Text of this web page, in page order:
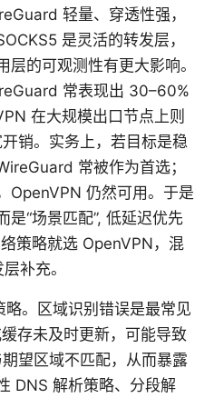
轻量、穿透性强，
是灵活的转发层，
的可观测性有更大影响。
常表现出 30–60%
在大规模出口节点上则
销。实务上，若目标是稳
常被作为首选；
OpenVPN 仍然可用。于是
是“场景匹配”, 低延迟优先
策略就选 OpenVPN，混
补充。
。区域识别错误是最常见
存未及时更新，可能导致
望区域不匹配，从而暴露
DNS 解析策略、分段解